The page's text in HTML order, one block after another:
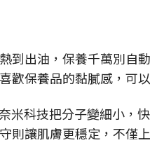
到出油，保養千萬別自
歡保養品的黏膩感，可
米科技把分子變細小，
則讓肌膚更穩定，不僅